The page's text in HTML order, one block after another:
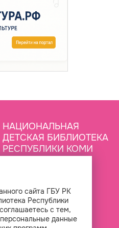
НАЦИОНАЛЬНАЯ
ДЕТСКАЯ БИБЛИОТЕКА
РЕСПУБЛИКИ КОМИ
сайта ГБУ РК
Республики
с тем,
данные